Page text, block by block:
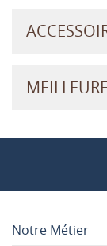
Notre Métier